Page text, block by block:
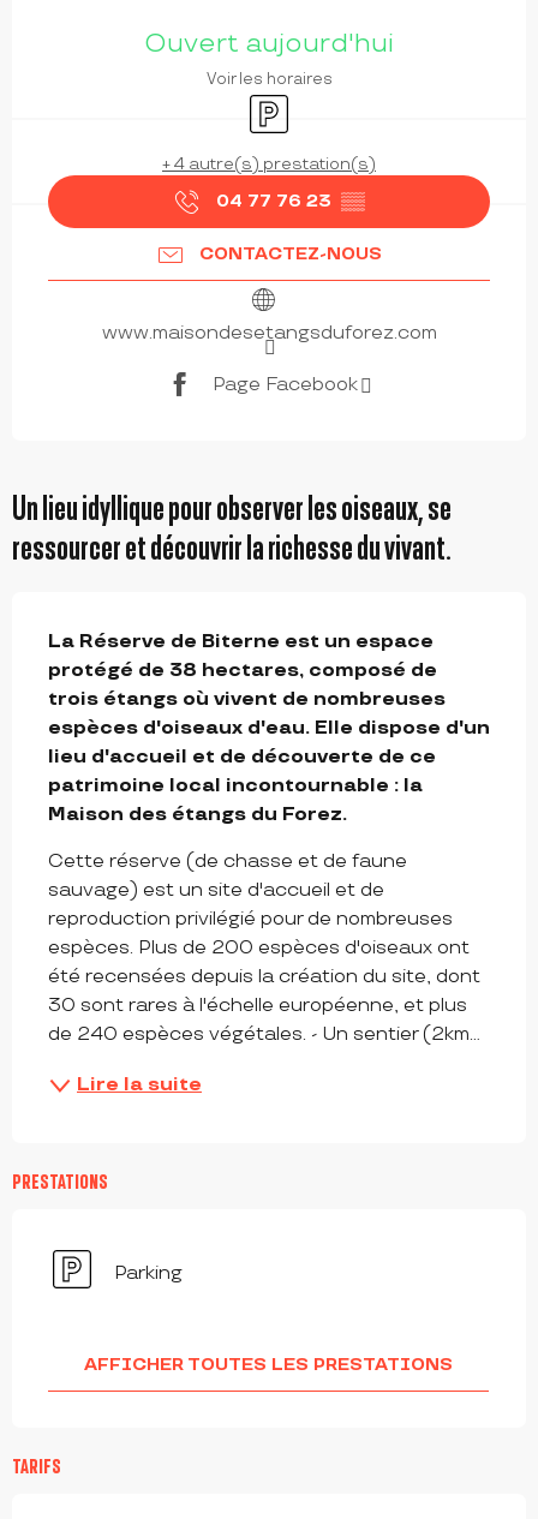
Ouvert aujourd'hui
Voir les horaires
Parking
+ 4 autre(s) prestation(s)
04 77 76 23 ▒▒
CONTACTEZ-NOUS
www.maisondesetangsduforez.com
Page Facebook
Un lieu idyllique pour observer les oiseaux, se
ressourcer et découvrir la richesse du vivant.
La Réserve de Biterne est un espace
protégé de 38 hectares, composé de
trois étangs où vivent de nombreuses
espèces d'oiseaux d'eau. Elle dispose d'un
lieu d'accueil et de découverte de ce
patrimoine local incontournable : la
Maison des étangs du Forez.
Cette réserve (de chasse et de faune
sauvage) est un site d'accueil et de
reproduction privilégié pour de nombreuses
espèces. Plus de 200 espèces d'oiseaux ont
été recensées depuis la création du site, dont
30 sont rares à l'échelle européenne, et plus
de 240 espèces végétales. - Un sentier (2km...
Lire la suite
PRESTATIONS
Parking
AFFICHER TOUTES LES PRESTATIONS
TARIFS